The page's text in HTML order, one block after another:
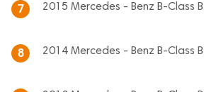
7 2015 Mercedes - Benz B-Class
8 2014 Mercedes - Benz B-Class